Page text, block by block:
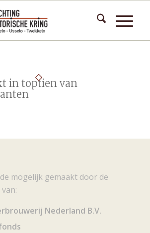
in toptien van
mogelijk gemaakt door de
Nederland B.V.